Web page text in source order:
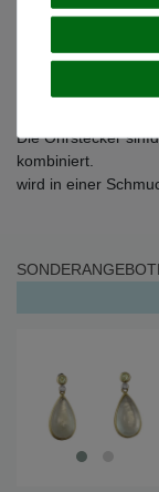
Gewicht: 2,9
Material Farbe: Gold
Die Ohrstecker
kombiniert.
wird in einer